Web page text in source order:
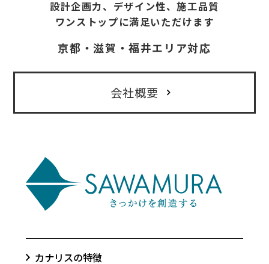
設計企画力、デザイン性、施工品質
ワンストップに満足いただけます
京都・滋賀・福井エリア対応
会社概要
カナリスの特徴